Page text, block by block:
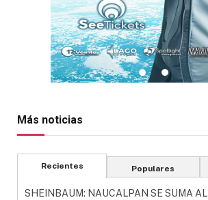
Más noticias
Recientes Populares
SHEINBAUM: NAUCALPAN SE SUMA AL